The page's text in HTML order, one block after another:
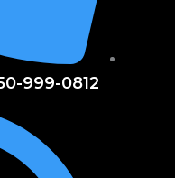
050-999-0812